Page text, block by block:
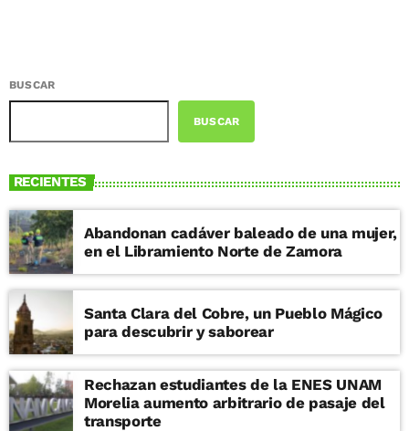
BUSCAR
BUSCAR
RECIENTES
Abandonan cadáver baleado de una mujer,
en el Libramiento Norte de Zamora
Santa Clara del Cobre, un Pueblo Mágico
para descubrir y saborear
Rechazan estudiantes de la ENES UNAM
Morelia aumento arbitrario de pasaje del
transporte